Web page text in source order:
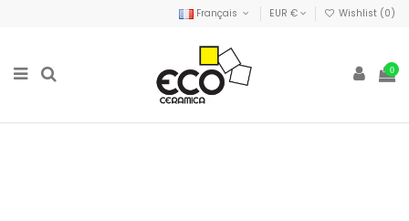
Français EUR € Wishlist (0)
0